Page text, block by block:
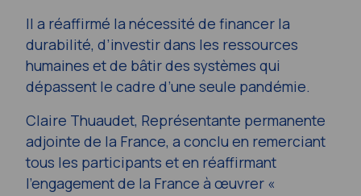
Il a réaffirmé la nécessité de financer la
durabilité, d’investir dans les ressources
humaines et de bâtir des systèmes qui
dépassent le cadre d’une seule pandémie.
Claire Thuaudet, Représentante permanente
adjointe de la France, a conclu en remerciant
tous les participants et en réaffirmant
l’engagement de la France à œuvrer «